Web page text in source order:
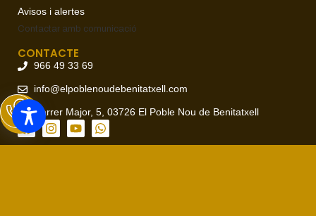
Avisos i alertes
Contactar amb comunicació
CONTACTE
966 49 33 69
info@elpoblenoudebenitatxell.com
Carrer Major, 5, 03726 El Poble Nou de Benitatxell